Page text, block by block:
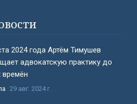
2024 года Артём Тимушев
адвокатскую практику до
времён
29 авг. 2024 г.